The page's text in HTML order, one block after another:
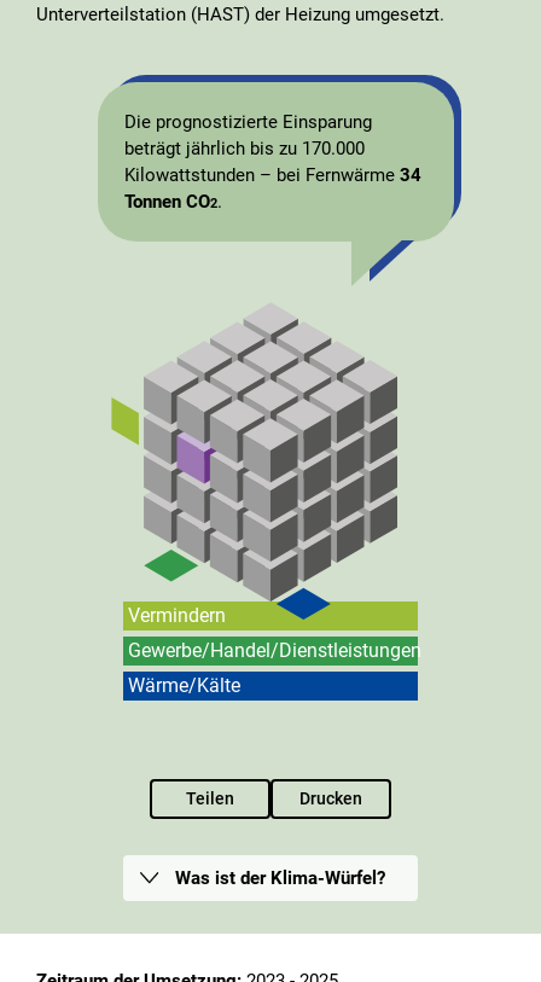
Teilen Drucken
Unterverteilstation (HAST) der Heizung umgesetzt.
Die prognostizierte Einsparung
beträgt jährlich bis zu 170.000
Kilowattstunden – bei Fernwärme 34
Tonnen CO2.
Vermindern
Gewerbe/Handel/Dienstleistungen
Wärme/Kälte
Was ist der Klima-Würfel?